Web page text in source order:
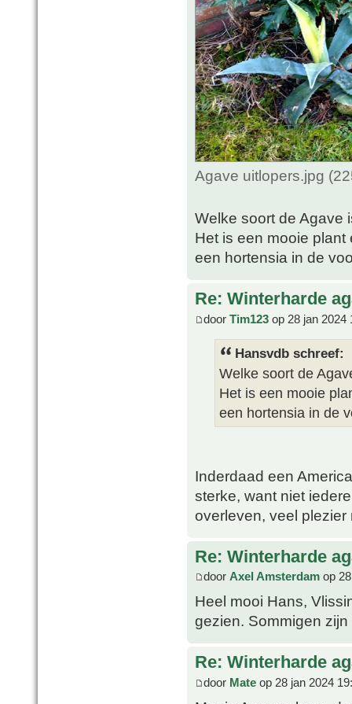
Agave uitlopers.jpg
Welke soort de Agave
Het is een mooie
een hortensia in de
Re: Winterharde
door Tim123 op 28 jan 2024
Hansvdb schreef:
Welke soort de
Het is een mooie
een hortensia in de
Inderdaad een
sterke, want niet
overleven, veel
Re: Winterharde
door Axel Amsterdam op
Heel mooi Hans,
gezien. Sommigen
Re: Winterharde
door Mate op 28 jan 2024